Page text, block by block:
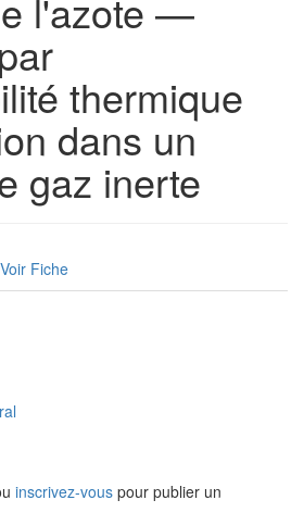
l'azote —
thermique
dans un
gaz inerte
Voir Fiche
inscrivez-vous pour publier un